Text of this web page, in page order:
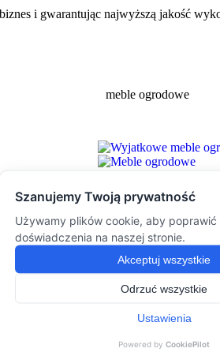
i gwarantując najwyższą jakość
meble ogrodowe
Quick view
Add to wishlist
meble ogrodowe
meble ogrodowe